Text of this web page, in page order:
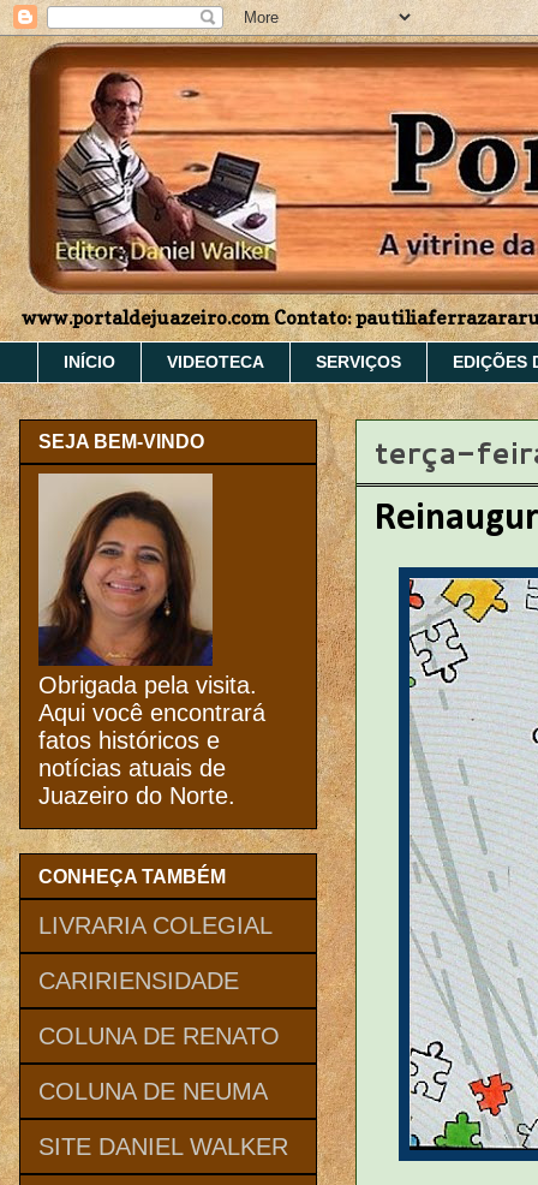
www.portaldejuazeiro.com Contato:
INÍCIO VIDEOTECA SERVIÇOS EDIÇÕES
terça-
SEJA BEM-VINDO
Obrigada pela visita.
Aqui você encontrará
fatos históricos e
notícias atuais de
Juazeiro do Norte.
CONHEÇA TAMBÉM
LIVRARIA COLEGIAL
CARIRIENSIDADE
COLUNA DE RENATO
COLUNA DE NEUMA
SITE DANIEL WALKER